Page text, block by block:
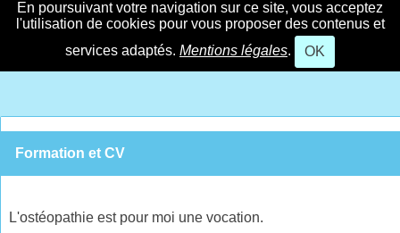
En poursuivant votre navigation sur ce site, vous acceptez
l'utilisation de cookies pour vous proposer des contenus et
services adaptés. Mentions légales. OK
Formation et CV
L'ostéopathie est pour moi une vocation.